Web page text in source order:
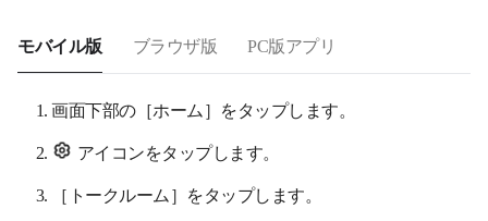
モバイル版 ブラウザ版 PC版アプリ
画面下部の［ホーム］をタップします。
アイコンをタップします。
［トークルーム］をタップします。